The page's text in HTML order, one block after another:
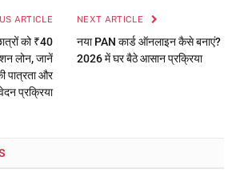
ARTICLE
को ₹40
लोन, जानें
पात्रता और
प्रक्रिया
NEXT ARTICLE
नया PAN कार्ड ऑनलाइन कैसे बनाएं?
2026 में घर बैठे आसान प्रक्रिया